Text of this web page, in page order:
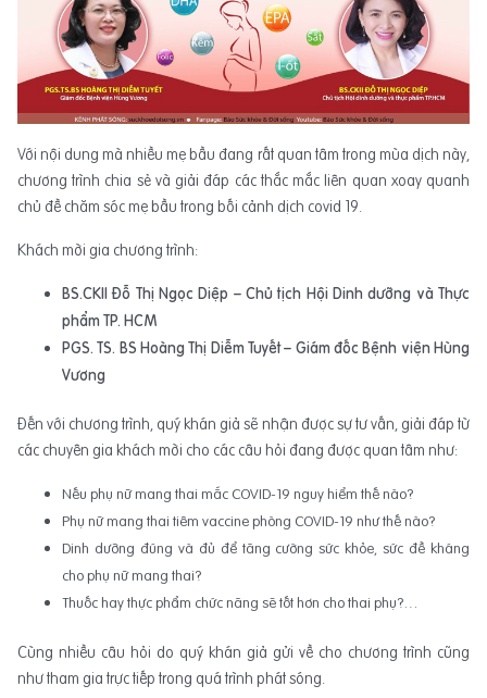
Với nội dung mà nhiều mẹ bầu đang rất quan tâm trong mùa dịch này,
chương trình chia sẻ và giải đáp các thắc mắc liên quan xoay quanh
chủ đề chăm sóc mẹ bầu trong bối cảnh dịch covid 19.
Khách mời gia chương trình:
BS.CKII Đỗ Thị Ngọc Diệp – Chủ tịch Hội Dinh dưỡng và Thực
phẩm TP. HCM
PGS. TS. BS Hoàng Thị Diễm Tuyết – Giám đốc Bệnh viện Hùng
Vương
Đến với chương trình, quý khán giả sẽ nhận được sự tư vấn, giải đáp từ
các chuyên gia khách mời cho các câu hỏi đang được quan tâm như:
Nếu phụ nữ mang thai mắc COVID-19 nguy hiểm thế nào?
Phụ nữ mang thai tiêm vaccine phòng COVID-19 như thế nào?
Dinh dưỡng đúng và đủ để tăng cường sức khỏe, sức đề kháng
cho phụ nữ mang thai?
Thuốc hay thực phẩm chức năng sẽ tốt hơn cho thai phụ?…
Cùng nhiều câu hỏi do quý khán giả gửi về cho chương trình cũng
như tham gia trực tiếp trong quá trình phát sóng.